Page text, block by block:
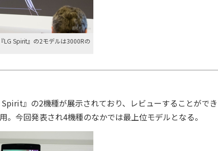
LG Spirit』の2モデルは3000Rの
』の2機種が展示されており、レビューすることができ
今回発表され4機種のなかでは最上位モデルとなる。